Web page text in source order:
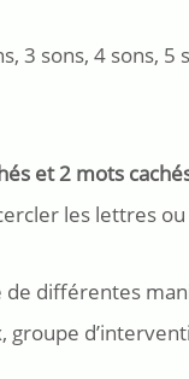
3 sons, 4 sons,
et 2 mots
les lettres
différentes
groupe